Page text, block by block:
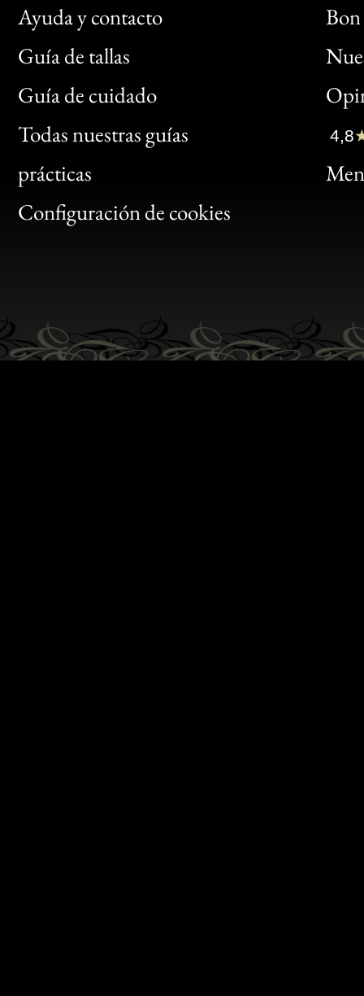
Ayuda y contacto
Guía de tallas
Guía de cuidado
Todas nuestras guías
prácticas
Configuración de cookies
Bon
Clic
Bon
4,8